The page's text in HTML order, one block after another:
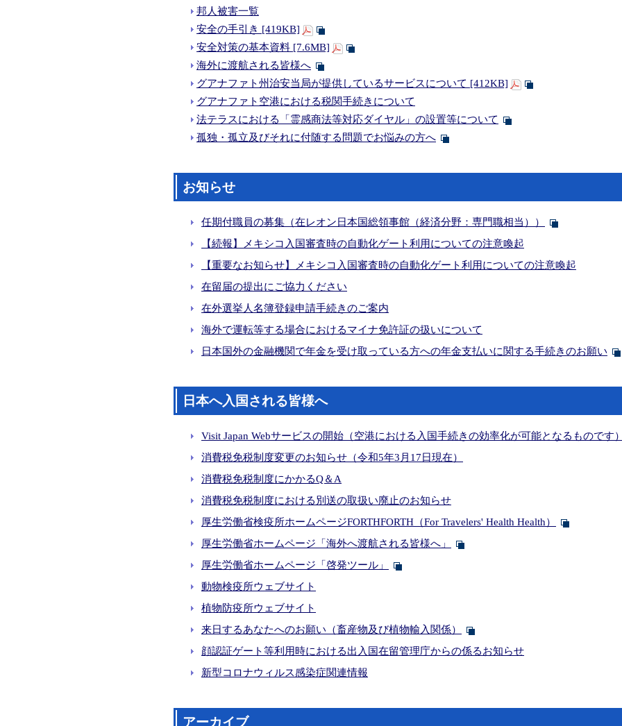
邦人被害一覧
安全の手引き [419KB]
安全対策の基本資料 [7.6MB]
海外に渡航される皆様へ
グアナファト州治安当局が提供しているサービスについて [412KB]
グアナファト空港における税関手続きについて
法テラスにおける「霊感商法等対応ダイヤル」の設置等について
孤独・孤立及びそれに付随する問題でお悩みの方へ
お知らせ
任期付職員の募集（在レオン日本国総領事館（経済分野：専門職相当））
【続報】メキシコ入国審査時の自動化ゲート利用についての注意喚起
【重要なお知らせ】メキシコ入国審査時の自動化ゲート利用についての注意喚起
在留届の提出にご協力ください
在外選挙人名簿登録申請手続きのご案内
海外で運転等する場合におけるマイナ免許証の扱いについて
日本国外の金融機関で年金を受け取っている方への年金支払いに関する手続きのお願い
日本へ入国される皆様へ
Visit Japan Webサービスの開始（空港における入国手続きの効率化が可能となるものです
消費税免税制度変更のお知らせ（令和5年3月17日現在）
消費税免税制度にかかるQ＆A
消費税免税制度における別送の取扱い廃止のお知らせ
厚生労働省検疫所ホームページFORTHFORTH（For Travelers' Health Health）
厚生労働省ホームページ「海外へ渡航される皆様へ」
厚生労働省ホームページ「啓発ツール」
動物検疫所ウェブサイト
植物防疫所ウェブサイト
来日するあなたへのお願い（畜産物及び植物輸入関係）
顔認証ゲート等利用時における出入国在留管理庁からの係るお知らせ
新型コロナウィルス感染症関連情報
アーカイブ